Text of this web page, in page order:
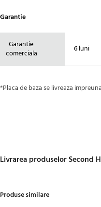
Garantie
Garantie
comerciala
6 luni
*Placa de baza se livreaza
Livrarea produselor Second
Produse similare